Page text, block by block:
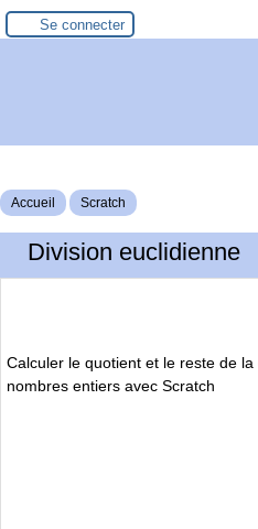
Se connecter
Accueil Scratch
Division euclidienne
Calculer le quotient et le reste de
nombres entiers avec Scratch